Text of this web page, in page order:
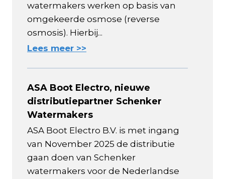
watermakers werken op basis van
omgekeerde osmose (reverse
osmosis). Hierbij...
Lees meer >>
ASA Boot Electro, nieuwe
distributiepartner Schenker
Watermakers
ASA Boot Electro B.V. is met ingang
van November 2025 de distributie
gaan doen van Schenker
watermakers voor de Nederlandse